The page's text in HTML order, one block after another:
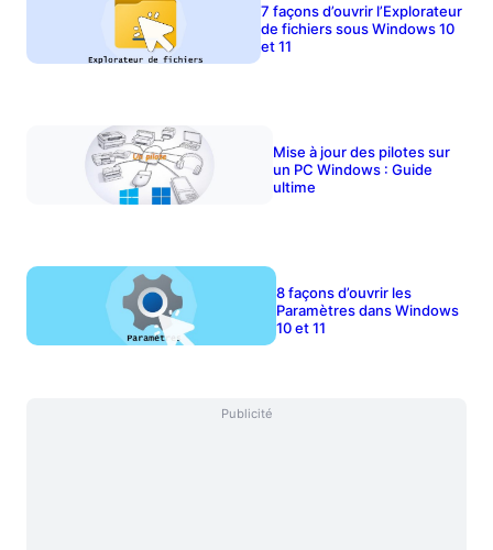
7 façons d’ouvrir l’Explorateur
de fichiers sous Windows 10
et 11
Mise à jour des pilotes sur
un PC Windows : Guide
ultime
8 façons d’ouvrir les
Paramètres dans Windows
10 et 11
Publicité